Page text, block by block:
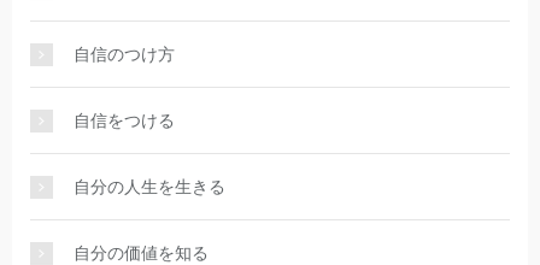
自信のつけ方
自信をつける
自分の人生を生きる
自分の価値を知る